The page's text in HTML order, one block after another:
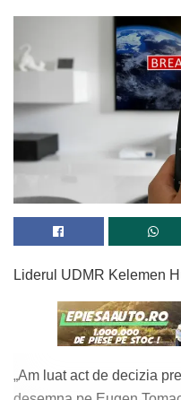
Liderul UDMR Kelemen
„Am luat act de decizia